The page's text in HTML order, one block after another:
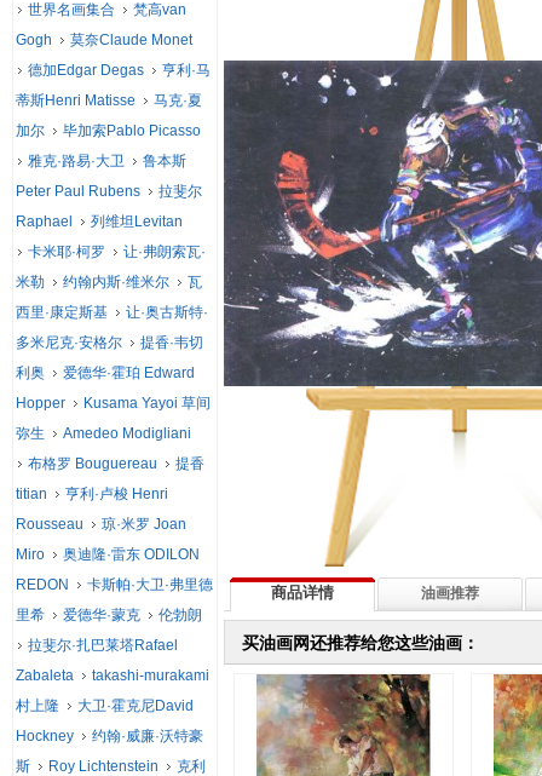
商品详情 油画推荐
买油画网还推荐给您这些油画：
世界名画集合
梵高van
Gogh
莫奈Claude Monet
德加Edgar Degas
亨利·马
蒂斯Henri Matisse
马克·夏
加尔
毕加索Pablo Picasso
雅克·路易·大卫
鲁本斯
Peter Paul Rubens
拉斐尔
Raphael
列维坦Levitan
卡米耶·柯罗
让·弗朗索瓦·
米勒
约翰内斯·维米尔
瓦
西里·康定斯基
让·奥古斯特·
多米尼克·安格尔
提香·韦切
利奥
爱德华·霍珀 Edward
Hopper
Kusama Yayoi 草间
弥生
Amedeo Modigliani
布格罗 Bouguereau
提香
titian
亨利·卢梭 Henri
Rousseau
琼·米罗 Joan
Miro
奥迪隆·雷东 ODILON
REDON
卡斯帕·大卫·弗里德
里希
爱德华·蒙克
伦勃朗
拉斐尔·扎巴莱塔Rafael
Zabaleta
takashi-murakami
村上隆
大卫·霍克尼David
Hockney
约翰·威廉·沃特豪
斯
Roy Lichtenstein
克利